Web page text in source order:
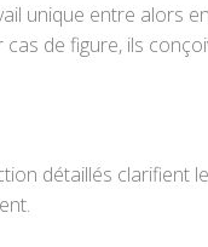
unique entre alors
de figure, ils
détaillés clarifient